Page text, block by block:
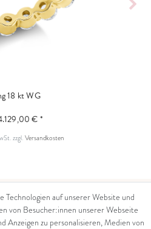
18 kt WG
€ *
zzgl.Versandkosten
Rechtliches
Technologien auf unserer Website und
von Besucher:innen unserer Webseite
Anzeigen zu personalisieren, Medien von